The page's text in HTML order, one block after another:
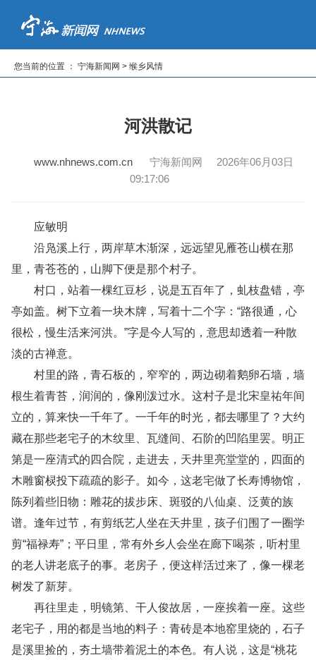
首页 | 新闻 | 专题 | 读报纸
您当前的位置 ： 宁海新闻网 > 缑乡风情
河洪散记
www.nhnews.com.cn宁海新闻网 2026年06月03日
09:17:06
应敏明
沿凫溪上行，两岸草木渐深，远远望见雁苍山横在那
里，青苍苍的，山脚下便是那个村子。
村口，站着一棵红豆杉，说是五百年了，虬枝盘错，亭
亭如盖。树下立着一块木牌，写着十二个字：“路很通，心
很松，慢生活来河洪。”字是今人写的，意思却透着一种散
淡的古禅意。
村里的路，青石板的，窄窄的，两边砌着鹅卵石墙，墙
根生着青苔，润润的，像刚泼过水。这村子是北宋皇祐年间
立的，算来快一千年了。一千年的时光，都去哪里了？大约
藏在那些老宅子的木纹里、瓦缝间、石阶的凹陷里罢。明正
第是一座清式的四合院，走进去，天井里亮堂堂的，四面的
木雕窗棂投下疏疏的影子。如今，这老宅做了长寿博物馆，
陈列着些旧物：雕花的拔步床、斑驳的八仙桌、泛黄的族
谱。逢年过节，有剪纸艺人坐在天井里，孩子们围了一圈学
剪“福禄寿”；平日里，常有外乡人会坐在廊下喝茶，听村里
的老人讲老底子的事。老房子，便这样活过来了，像一棵老
树发了新芽。
再往里走，明镜第、干人俊故居，一座挨着一座。这些
老宅子，用的都是当地的料子：青砖是本地窑里烧的，石子
是溪里捡的，夯土墙带着泥土的本色。有人说，这是“桃花